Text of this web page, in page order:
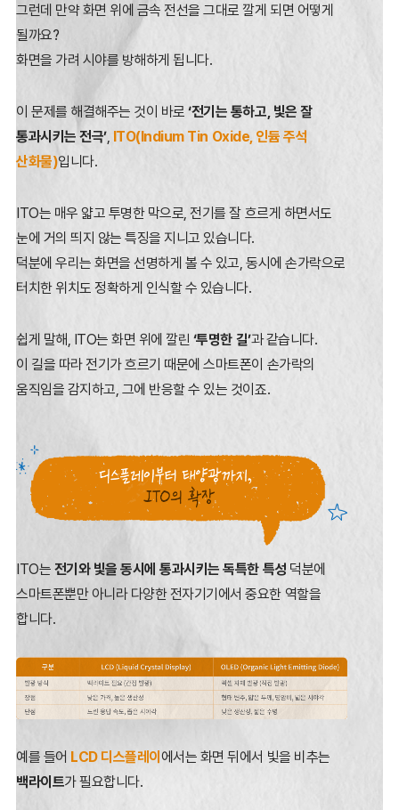
그런데 만약 화면 위에 금속 전선을 그대로 깔게 되면 어떻게
될까요?
화면을 가려 시야를 방해하게 됩니다.
이 문제를 해결해주는 것이 바로‘전기는 통하고, 빛은 잘
통과시키는 전극’, ITO(Indium Tin Oxide, 인듐 주석
산화물)입니다.
ITO는 매우 얇고 투명한 막으로, 전기를 잘 흐르게 하면서도
눈에 거의 띄지 않는 특징을 지니고 있습니다.
덕분에 우리는 화면을 선명하게 볼 수 있고, 동시에 손가락으로
터치한 위치도 정확하게 인식할 수 있습니다.
쉽게 말해, ITO는 화면 위에 깔린 ‘투명한 길’과 같습니다.
이 길을 따라 전기가 흐르기 때문에 스마트폰이 손가락의
움직임을 감지하고, 그에 반응할 수 있는 것이죠.
ITO는 전기와 빛을 동시에 통과시키는 독특한 특성 덕분에
스마트폰뿐만 아니라 다양한 전자기기에서 중요한 역할을
합니다.
예를 들어 LCD 디스플레이 에서는 화면 뒤에서 빛을 비추는
백라이트가 필요합니다.